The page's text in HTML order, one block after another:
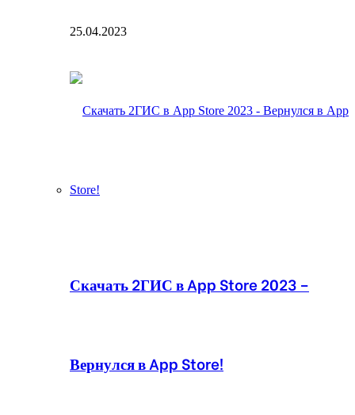
25.04.2023
Скачать 2ГИС в App Store 2023 –
Вернулся в App Store!